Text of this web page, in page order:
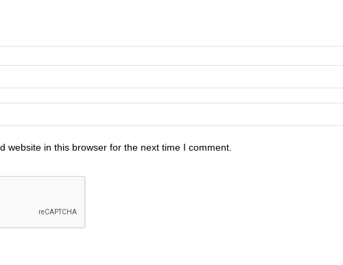
website in this browser for the next time I comment.